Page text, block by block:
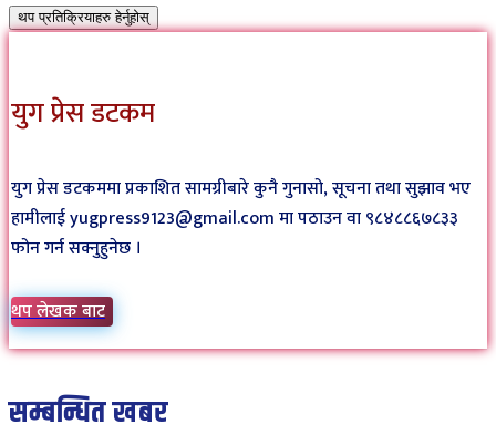
थप प्रतिक्रियाहरु हेर्नुहोस्
युग प्रेस डटकम
युग प्रेस डटकममा प्रकाशित सामग्रीबारे कुनै गुनासो, सूचना तथा सुझाव भए
हामीलाई yugpress9123@gmail.com मा पठाउन वा ९८४८८६७८३३
फोन गर्न सक्नुहुनेछ ।
थप लेखक बाट
सम्बन्धित खबर